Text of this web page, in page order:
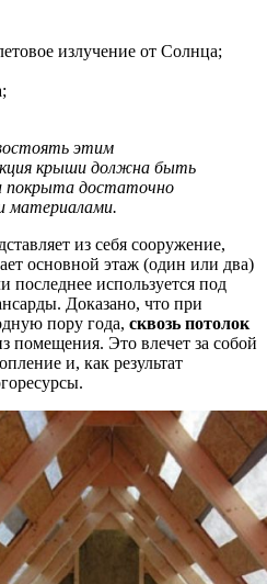
излучение от Солнца;
этим
крыши должна быть
покрыта достаточно
материалами.
из себя сооружение,
основной этаж (один или два)
последнее используется под
Доказано, что при
пору года, сквозь потолок
помещения. Это влечет за собой
и, как результат